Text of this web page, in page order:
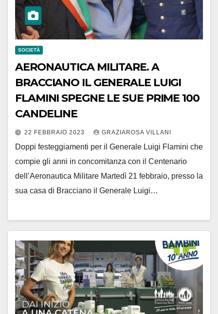
SOCIETÀ
AERONAUTICA MILITARE. A
BRACCIANO IL GENERALE LUIGI
FLAMINI SPEGNE LE SUE PRIME 100
CANDELINE
22 FEBBRAIO 2023 GRAZIAROSA VILLANI
Doppi festeggiamenti per il Generale Luigi Flamini che
compie gli anni in concomitanza con il Centenario
dell’Aeronautica Militare Martedì 21 febbraio, presso la
sua casa di Bracciano il Generale Luigi…